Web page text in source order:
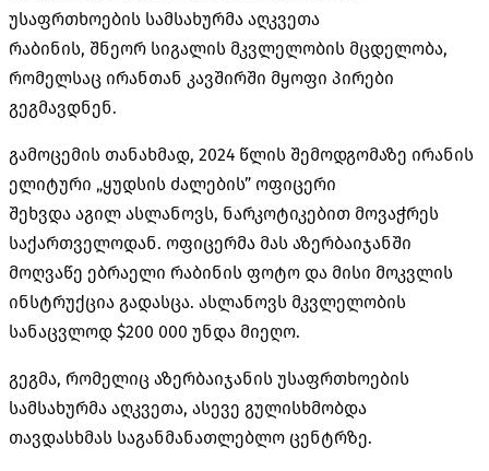
უსაფრთხოების სამსახურმა აღკვეთა
რაბინის, შნეორ სიგალის მკვლელობის მცდელობა,
რომელსაც ირანთან კავშირში მყოფი პირები
გეგმავდნენ.
გამოცემის თანახმად, 2024 წლის შემოდგომაზე ირანის
ელიტური „ყუდსის ძალების” ოფიცერი
შეხვდა აგილ ასლანოვს, ნარკოტიკებით მოვაჭრეს
საქართველოდან. ოფიცერმა მას აზერბაიჯანში
მოღვაწე ებრაელი რაბინის ფოტო და მისი მოკვლის
ინსტრუქცია გადასცა. ასლანოვს მკვლელობის
სანაცვლოდ $200 000 უნდა მიეღო.
გეგმა, რომელიც აზერბაიჯანის უსაფრთხოების
სამსახურმა აღკვეთა, ასევე გულისხმობდა
თავდასხმას საგანმანათლებლო ცენტრზე.